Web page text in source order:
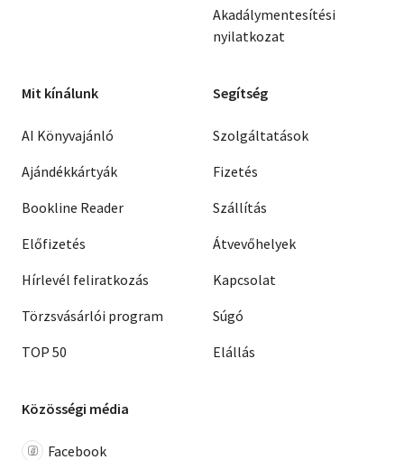
Akadálymentesítési
nyilatkozat
Mit kínálunk
AI Könyvajánló
Ajándékkártyák
Bookline Reader
Előfizetés
Hírlevél feliratkozás
Törzsvásárlói program
TOP 50
Segítség
Szolgáltatások
Fizetés
Szállítás
Átvevőhelyek
Kapcsolat
Súgó
Elállás
Közösségi média
Facebook